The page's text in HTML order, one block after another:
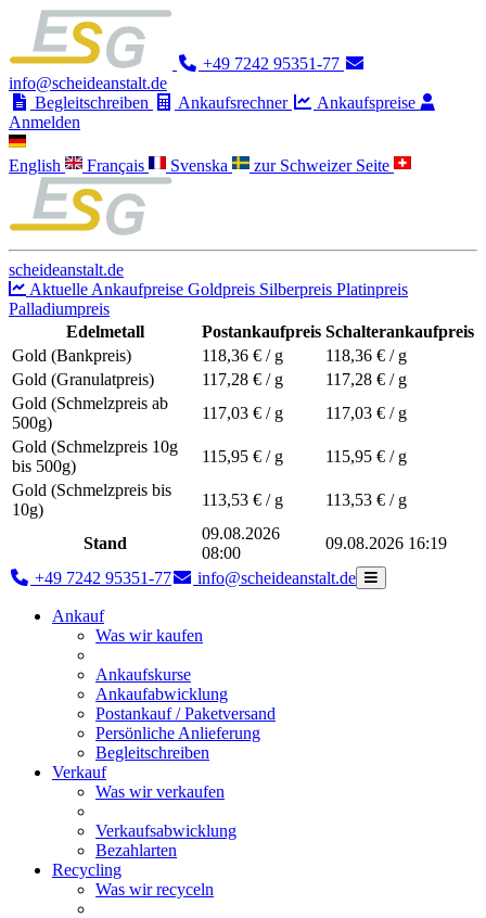
+49 7242 95351-77
info@scheideanstalt.de
Begleitschreiben
Ankaufsrechner
Ankaufspreise
Anmelden
English Français Svenska zur Schweizer Seite
scheideanstalt.de
Aktuelle Ankaufpreise Goldpreis Silberpreis Platinpreis
Palladiumpreis
Edelmetall
Postankaufpreis Schalterankaufpreis
Gold (Bankpreis)
118,36 € / g 118,36 € / g
Gold (Granulatpreis)
117,28 € / g 117,28 € / g
Gold (Schmelzpreis ab
500g)
117,03 € / g 117,03 € / g
Gold (Schmelzpreis 10g
bis 500g)
115,95 € / g 115,95 € / g
Gold (Schmelzpreis bis
10g)
113,53 € / g 113,53 € / g
Stand
09.08.2026
08:00
09.08.2026 16:19
+49 7242 95351-77 info@scheideanstalt.de
Ankauf
Was wir kaufen
Ankaufskurse
Ankaufabwicklung
Postankauf / Paketversand
Persönliche Anlieferung
Begleitschreiben
Verkauf
Was wir verkaufen
Verkaufsabwicklung
Bezahlarten
Recycling
Was wir recyceln